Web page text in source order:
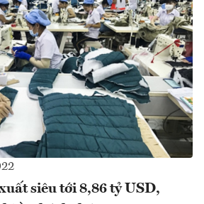
siêu tới 8,86 tỷ USD,